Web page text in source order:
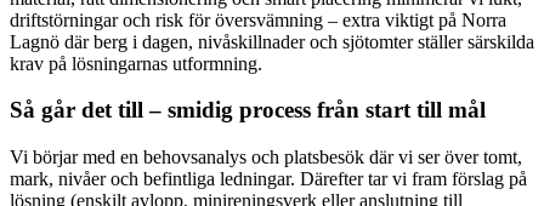
driftstörningar och risk för översvämning – extra viktigt på Norra
Lagnö där berg i dagen, nivåskillnader och sjötomter ställer särskilda
krav på lösningarnas utformning.
Så går det till – smidig process från start till mål
Vi börjar med en behovsanalys och platsbesök där vi ser över tomt,
mark, nivåer och befintliga ledningar. Därefter tar vi fram förslag på
lösning (enskilt avlopp, minireningsverk eller anslutning till